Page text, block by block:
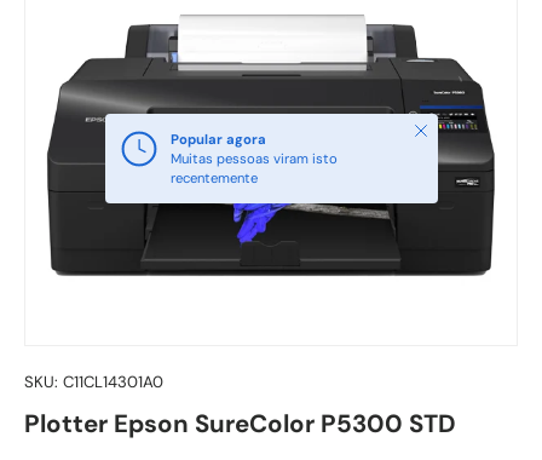
Saltar para a informação do produto
Popular agora
Muitas pessoas viram isto
recentemente
Fechar
SKU: C11CL14301A0
Plotter Epson SureColor P5300 STD